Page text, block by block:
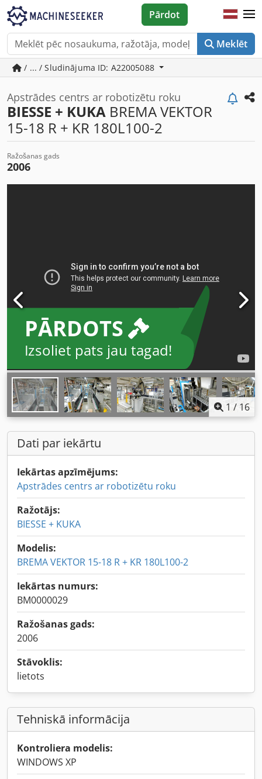
Meklēt
Pārdot
/ ... / Sludinājuma ID: A22005088
Apstrādes centrs ar robotizētu roku
BIESSE + KUKA BREMA VEKTOR
15-18 R + KR 180L100-2
Ražošanas gads
2006
PĀRDOTS
Izsoliet pats jau tagad!
1 / 16
Dati par iekārtu
Iekārtas apzīmējums:
Apstrādes centrs ar robotizētu roku
Ražotājs:
BIESSE + KUKA
Modelis:
BREMA VEKTOR 15-18 R + KR 180L100-2
Iekārtas numurs:
BM0000029
Ražošanas gads:
2006
Stāvoklis:
lietots
Tehniskā informācija
Kontroliera modelis:
WINDOWS XP